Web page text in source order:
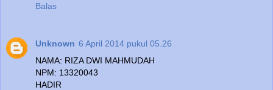
Balas
Unknown 6 April 2014 pukul 05.26
NAMA: RIZA DWI MAHMUDAH
NPM: 13320043
HADIR